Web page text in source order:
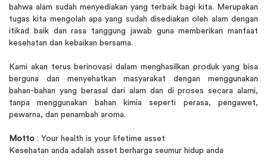
bahwa alam sudah menyediakan yang terbaik bagi kita. Merupakan
tugas kita mengolah apa yang sudah disediakan oleh alam dengan
itikad baik dan rasa tanggung jawab guna memberikan manfaat
kesehatan dan kebaikan bersama.
Kami akan terus berinovasi dalam menghasilkan produk yang bisa
berguna dan menyehatkan masyarakat dengan menggunakan
bahan-bahan yang berasal dari alam dan di proses secara alami,
tanpa menggunakan bahan kimia seperti perasa, pengawet,
pewarna, dan penambah aroma.
Motto : Your health is your lifetime asset
Kesehatan anda adalah asset berharga seumur hidup anda